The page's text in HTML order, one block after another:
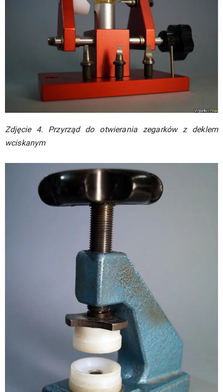
Zdjęcie 4. Przyrząd do otwierania zegarków z deklem
wciskanym